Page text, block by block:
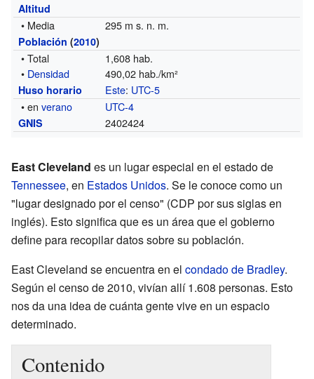
Altitud
• Media 295 m s. n. m.
Población (2010)
• Total
1,608 hab.
• Densidad 490,02 hab./km²
Huso horario Este: UTC-5
• enverano UTC-4
GNIS 2402424
East Cleveland es un lugar especial en el estado de
Tennessee, en Estados Unidos. Se le conoce como un
"lugar designado por el censo" (CDP por sus siglas en
inglés). Esto significa que es un área que el gobierno
define para recopilar datos sobre su población.
East Cleveland se encuentra en el condado de Bradley.
Según el censo de 2010, vivían allí 1.608 personas. Esto
nos da una idea de cuánta gente vive en un espacio
determinado.
Contenido